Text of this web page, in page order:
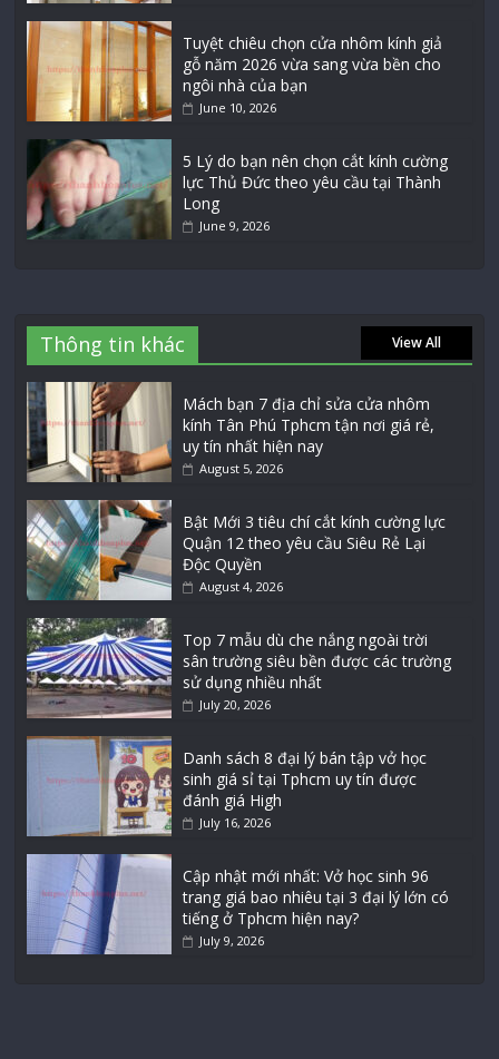
Tuyệt chiêu chọn cửa nhôm kính giả
gỗ năm 2026 vừa sang vừa bền cho
ngôi nhà của bạn
June 10, 2026
5 Lý do bạn nên chọn cắt kính cường
lực Thủ Đức theo yêu cầu tại Thành
Long
June 9, 2026
Thông tin khác View All
Mách bạn 7 địa chỉ sửa cửa nhôm
kính Tân Phú Tphcm tận nơi giá rẻ,
uy tín nhất hiện nay
August 5, 2026
Bật Mới 3 tiêu chí cắt kính cường lực
Quận 12 theo yêu cầu Siêu Rẻ Lại
Độc Quyền
August 4, 2026
Top 7 mẫu dù che nắng ngoài trời
sân trường siêu bền được các trường
sử dụng nhiều nhất
July 20, 2026
Danh sách 8 đại lý bán tập vở học
sinh giá sỉ tại Tphcm uy tín được
đánh giá High
July 16, 2026
Cập nhật mới nhất: Vở học sinh 96
trang giá bao nhiêu tại 3 đại lý lớn có
tiếng ở Tphcm hiện nay?
July 9, 2026